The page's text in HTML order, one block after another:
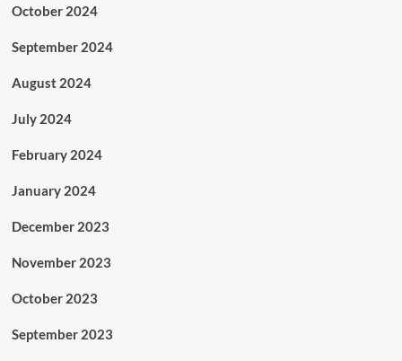
October 2024
September 2024
August 2024
July 2024
February 2024
January 2024
December 2023
November 2023
October 2023
September 2023